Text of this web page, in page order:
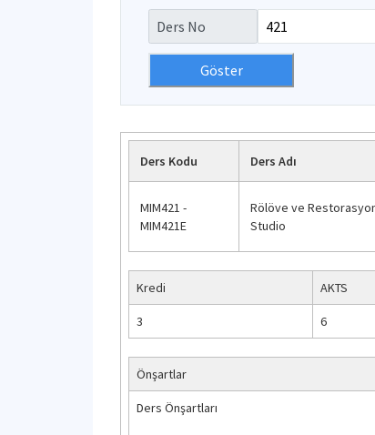
Ders No
Ders Kodu Ders Adı
MIM421 -
MIM421E
Rölöve ve
Studio
Kredi AKTS
3 6
Önşartlar
Ders Önşartları